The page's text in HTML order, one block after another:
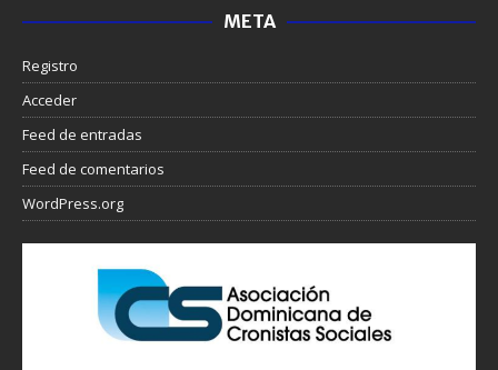
META
Registro
Acceder
Feed de entradas
Feed de comentarios
WordPress.org